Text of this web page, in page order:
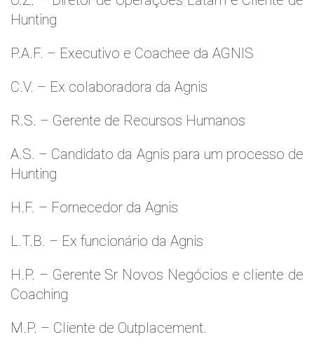
Hunting
P.A.F. – Executivo e Coachee da AGNIS
C.V. – Ex colaboradora da Agnis
R.S. – Gerente de Recursos Humanos
A.S. – Candidato da Agnis para um processo de
Hunting
H.F. – Fornecedor da Agnis
L.T.B. – Ex funcionário da Agnis
H.P. – Gerente Sr Novos Negócios e cliente de
Coaching
M.P. – Cliente de Outplacement.